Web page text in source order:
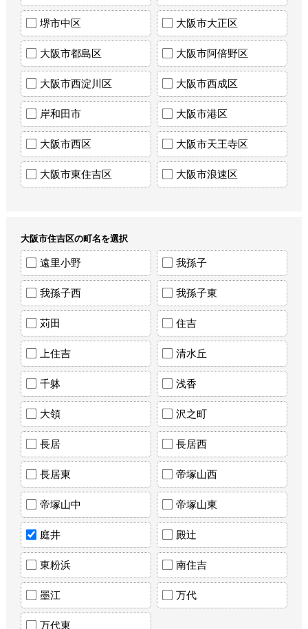
堺市中区 大阪市大正区
大阪市都島区 大阪市阿倍野区
大阪市西淀川区 大阪市西成区
岸和田市 大阪市港区
大阪市西区 大阪市天王寺区
大阪市東住吉区 大阪市浪速区
大阪市住吉区の町名を選択
遠里小野 我孫子
我孫子西 我孫子東
苅田 住吉
上住吉 清水丘
千躰 浅香
大領 沢之町
長居 長居西
長居東 帝塚山西
帝塚山中 帝塚山東
庭井 殿辻
東粉浜 南住吉
墨江 万代
万代東